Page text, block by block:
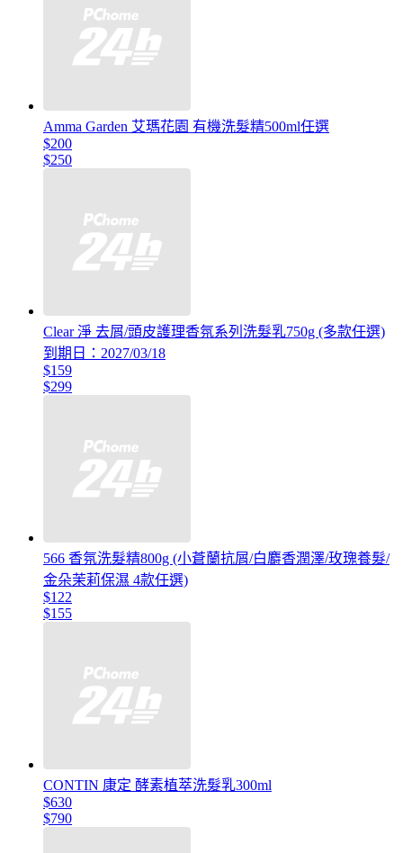
Amma Garden 艾瑪花園 有機洗髮精500ml任選
$200
$250
Clear 淨 去屑/頭皮護理香氛系列洗髮乳750g (多款任選)
到期日：2027/03/18
$159
$299
566 香氛洗髮精800g (小蒼蘭抗屑/白麝香潤澤/玫瑰養髮/
金朵茉莉保濕 4款任選)
$122
$155
CONTIN 康定 酵素植萃洗髮乳300ml
$630
$790